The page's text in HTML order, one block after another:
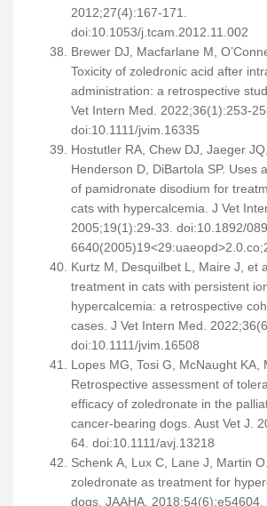
2012;27(4):167-171.
doi:10.1053/j.tcam.2012.11.002
Brewer DJ, Macfarlane M,
Toxicity of zoledronic acid after
administration: a retrospective
Vet Intern Med. 2022;36(1):253-
doi:10.1111/jvim.16335
Hostutler RA, Chew DJ, Jaeger
Henderson D, DiBartola SP. Uses
of pamidronate disodium for
cats with hypercalcemia. J Vet
2005;19(1):29-33. doi:10.1892/
Kurtz M, Desquilbet L, Maire J, et
treatment in cats with persistent
hypercalcemia: a retrospective
cases. J Vet Intern Med.
doi:10.1111/jvim.16508
Lopes MG, Tosi G, McNaught KA,
Retrospective assessment of
efficacy of zoledronate in the
cancer-bearing dogs. Aust Vet J.
64. doi:10.1111/avj.13218
Schenk A, Lux C, Lane J, Martin
zoledronate as treatment for
dogs. JAAHA. 2018;54(6):e54604.